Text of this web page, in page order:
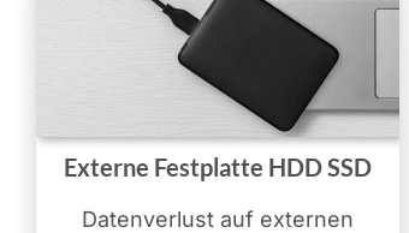
Externe Festplatte HDD SSD
Datenverlust auf externen